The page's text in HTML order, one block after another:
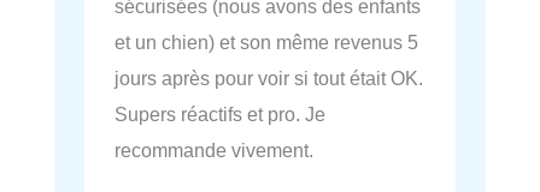
sécurisées (nous avons des enfants
et un chien) et son même revenus 5
jours après pour voir si tout était OK.
Supers réactifs et pro. Je
recommande vivement.